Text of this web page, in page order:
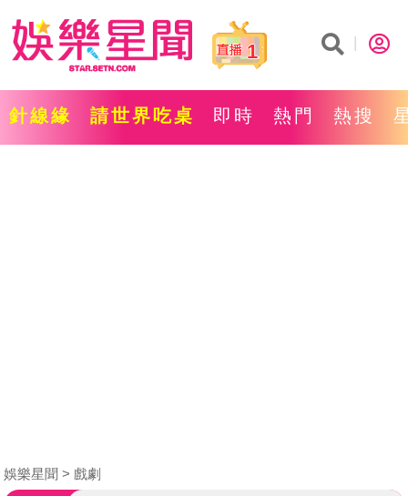
1
針線緣 請世界吃桌 即時 熱門 熱搜
娛樂星聞 戲劇